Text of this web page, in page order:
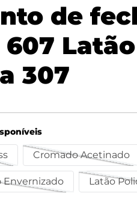
de
307
Cromado Acetinado
Envernizado Latão